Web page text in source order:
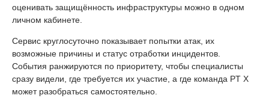
оценивать защищённость инфраструктуры можно в одном
личном кабинете.
Сервис круглосуточно показывает попытки атак, их
возможные причины и статус отработки инцидентов.
События ранжируются по приоритету, чтобы специалисты
сразу видели, где требуется их участие, а где команда PT X
может разобраться самостоятельно.